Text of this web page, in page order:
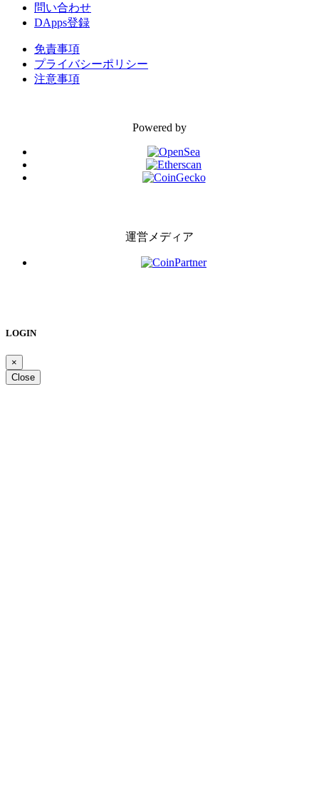
問い合わせ
DApps登録
免責事項
プライバシーポリシー
注意事項
Powered by
運営メディア
LOGIN
×
Close